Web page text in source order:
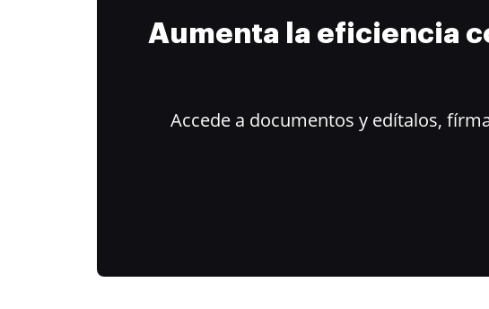
Aumenta la eficiencia
Accede a documentos y edítalos,